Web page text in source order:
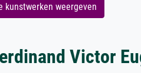
kunstwerken weergeven
Victor